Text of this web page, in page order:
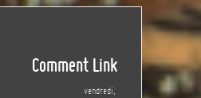
Comment Link
vendredi,